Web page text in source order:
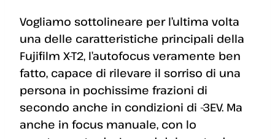
Vogliamo sottolineare per l’ultima volta
una delle caratteristiche principali della
Fujifilm X-T2, l’autofocus veramente ben
fatto, capace di rilevare il sorriso di una
persona in pochissime frazioni di
secondo anche in condizioni di -3EV. Ma
anche in focus manuale, con lo